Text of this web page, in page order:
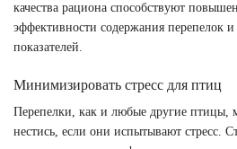
качества рациона способствуют
эффективности содержания перепелок
показателей.
Минимизировать стресс для птиц
Перепелки, как и любые другие птицы,
нестись, если они испытывают стресс.